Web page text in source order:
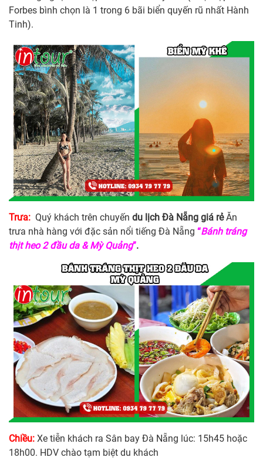
Forbes bình chọn là 1 trong 6 bãi biển quyến rũ nhất Hành
Tinh).
Trưa: Quý khách trên chuyến du lịch Đà Nẵng giá rẻĂn
trưa nhà hàng với đặc sản nổi tiếng Đà Nẵng “Bánh tráng
thịt heo 2 đầu da & Mỳ Quảng”.
Chiều: Xe tiễn khách ra Sân bay Đà Nẵng lúc: 15h45 hoặc
18h00. HDV chào tạm biệt du khách